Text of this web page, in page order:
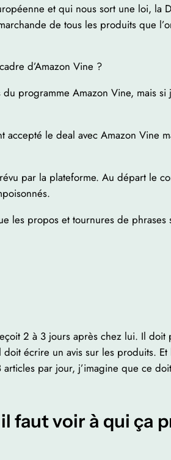
et qui nous sort une loi, la
de tous les produits que
d’Amazon Vine ?
programme Amazon Vine, mais si
le deal avec Amazon Vine
par la plateforme. Au départ le
les propos et tournures de phrases
2 à 3 jours après chez lui. Il doit
écrire un avis sur les produits.
par jour, j’imagine que ce
faut voir à qui ça